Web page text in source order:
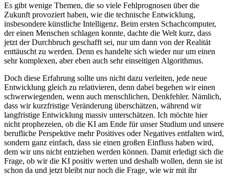
Es gibt wenige Themen, die so viele Fehlprognosen über die
Zukunft provoziert haben, wie die technische Entwicklung,
insbesondere künstliche Intelligenz. Beim ersten Schachcomputer,
der einen Menschen schlagen konnte, dachte die Welt kurz, dass
jetzt der Durchbruch geschafft sei, nur um dann von der Realität
enttäuscht zu werden. Denn es handelte sich wieder nur um einen
sehr komplexen, aber eben auch sehr einseitigen Algorithmus.
Doch diese Erfahrung sollte uns nicht dazu verleiten, jede neue
Entwicklung gleich zu relativieren, denn dabei begehen wir einen
schwerwiegenden, wenn auch menschlichen, Denkfehler. Nämlich,
dass wir kurzfristige Veränderung überschätzen, während wir
langfristige Entwicklung massiv unterschätzen. Ich möchte hier
nicht prophezeien, ob die KI am Ende für unser Studium und unsere
berufliche Perspektive mehr Positives oder Negatives entfalten wird,
sondern ganz einfach, dass sie einen großen Einfluss haben wird,
dem wir uns nicht entziehen werden können. Damit erledigt sich die
Frage, ob wir die KI positiv werten und deshalb wollen, denn sie ist
schon da und jetzt bleibt nur noch die Frage, wie wir mit ihr